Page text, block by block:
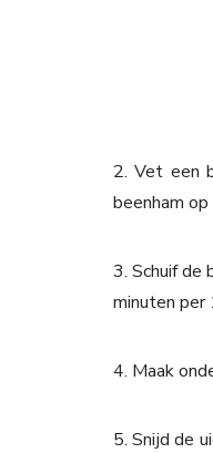
2. Vet een
beenham
3. Schuif de
minuten per
4. Maak
5. Snijd de